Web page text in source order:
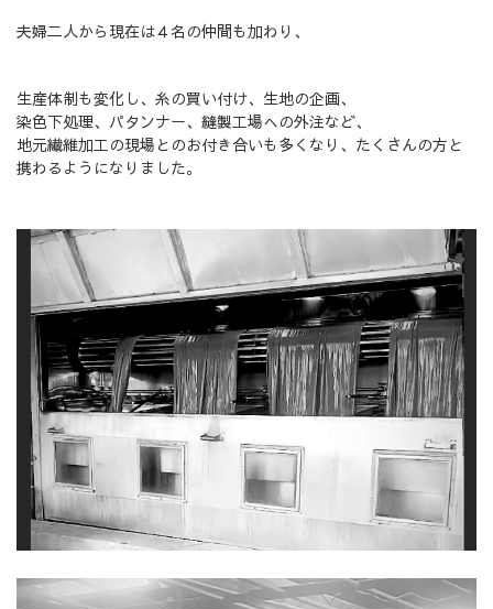
夫婦二人から現在は４名の仲間も加わり、
生産体制も変化し、糸の買い付け、生地の企画、
染色下処理、パタンナー、縫製工場への外注など、
地元繊維加工の現場とのお付き合いも多くなり、たくさんの方と
携わるようになりました。